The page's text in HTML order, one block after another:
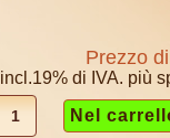
Prezzo
incl.19% di IVA. più